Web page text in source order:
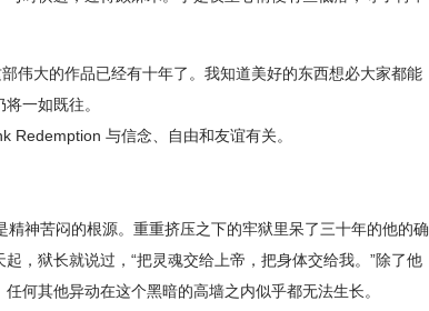
大的作品已经有十年了。我知道美好的东西想必大家都能
一如既往。
与信念、自由和友谊有关。
苦闷的根源。重重挤压之下的牢狱里呆了三十年的他的确
，狱长就说过，“把灵魂交给上帝，把身体交给我。”除了他
何其他异动在这个黑暗的高墙之内似乎都无法生长。